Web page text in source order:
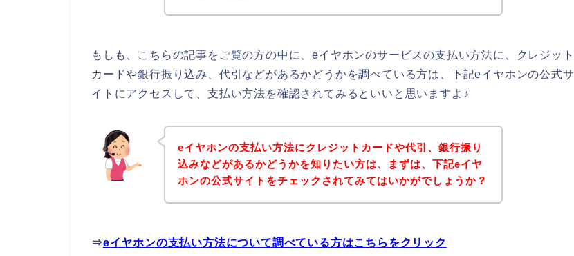
もしも、こちらの記事をご覧の方の中に、eイヤホンのサービスの支払い方法に、クレジット
カードや銀行振り込み、代引などがあるかどうかを調べている方は、下記eイヤホンの公式サ
イトにアクセスして、支払い方法を確認されてみるといいと思いますよ♪
eイヤホンの支払い方法にクレジットカードや代引、銀行振り
込みなどがあるかどうかを知りたい方は、まずは、下記eイヤ
ホンの公式サイトをチェックされてみてはいかがでしょうか？
⇒eイヤホンの支払い方法について調べている方はこちらをクリック